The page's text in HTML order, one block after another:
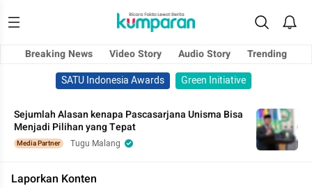
Breaking News Video Story Audio Story
Trending
SATU Indonesia Awards
Green Initiative
Sejumlah Alasan kenapa Pascasarjana Unisma Bisa
Menjadi Pilihan yang Tepat
Media Partner Tugu Malang
Laporkan Konten